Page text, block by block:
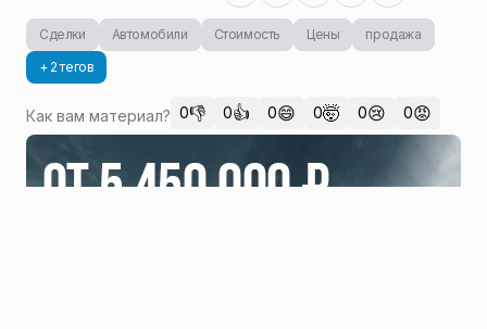
Сделки Автомобили Стоимость Цены
продажа
+ 2 тегов
Как вам материал? 0👎 0👍 0😄 0🤯 0😢 0😡